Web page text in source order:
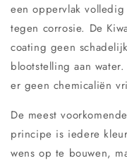
een oppervlak
tegen corrosie. De
coating geen
blootstelling aan
er geen chemicaliën
De meest
principe is iedere
wens op te bouwen,